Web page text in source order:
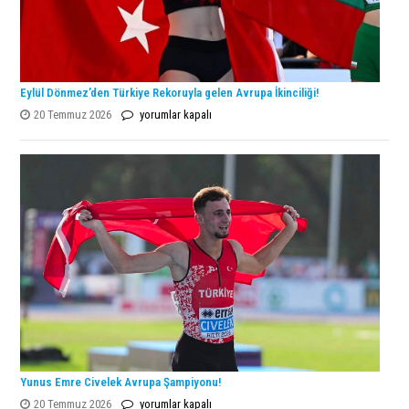
Eylül Dönmez’den Türkiye Rekoruyla gelen Avrupa İkinciliği!
20 Temmuz 2026
Eylül
Türkiye
gelen
Avrupa
İkinciliği!
yorumlar kapalı
Yunus Emre Civelek Avrupa Şampiyonu!
20 Temmuz 2026
Yunus
yorumlar kapalı